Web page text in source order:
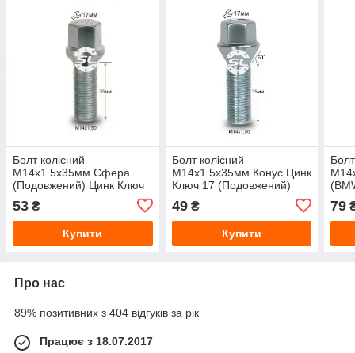
Болт колісний
М14x1.5x35мм Сфера
(Подовжений) Цинк Ключ
53 ₴
Купити
Болт колісний
М14x1.5x35мм Конус Цинк
Ключ 17 (Подовжений)
49₴
Купити
79
Про нас
89% позитивних з 404 відгуків за рік
Працює з 18.07.2017